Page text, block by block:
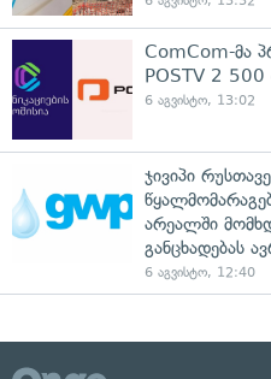
ComCom-მა
POSTV 2 500
6 აგვისტო, 13:02
ჯივიპი
არეალში
განცხადებას
6 აგვისტო, 12:40